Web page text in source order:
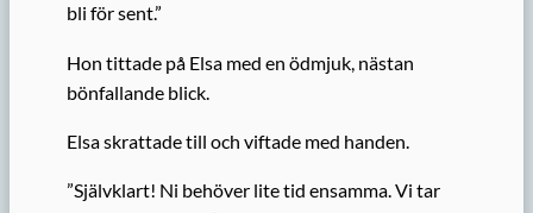
bli för sent.”
Hon tittade på Elsa med en ödmjuk, nästan
bönfallande blick.
Elsa skrattade till och viftade med handen.
”Självklart! Ni behöver lite tid ensamma. Vi tar